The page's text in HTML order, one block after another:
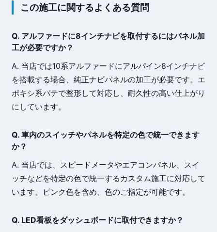
この施工に関するよくある質問
Q. アルファードに8インチナビを取付するにはパネル加
工が必要ですか？
A. 当店では10系アルファードにアルパイン8インチナビ
を搭載する場合、純正ナビパネルの加工が必要です。エ
ポキシ系パテで整形して対応し、耐久性の高い仕上がり
にしています。
Q. 車内のスイッチやパネルを特定の色で統一できます
か？
A. 当店では、スピードメータやエアコンパネル、スイ
ッチなどを特定の色で統一するカスタム施工に対応して
います。ピンク色を含め、色のご指定が可能です。
Q. LED看板をダッシュボードに取付できますか？